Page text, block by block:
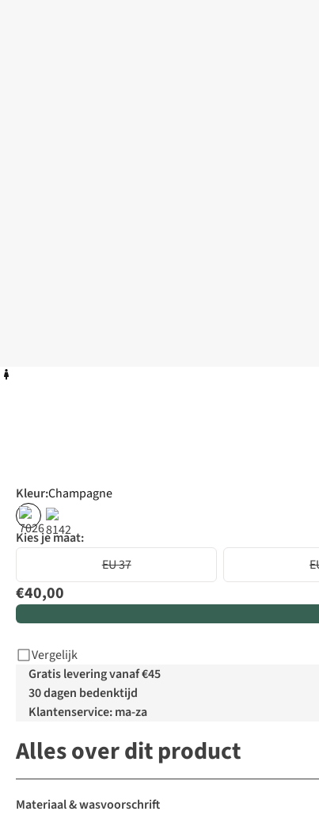
Kleur:Champagne
Kies je maat:
EU 37
€40,00
Vergelijk
Gratis levering vanaf €45
30 dagen bedenktijd
Klantenservice: ma-za
Alles over dit product
Materiaal & wasvoorschrift